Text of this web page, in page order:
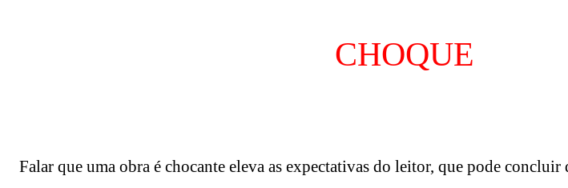
CHOQUE
Falar que uma obra é chocante eleva as expectativas do leitor, que pode concluir